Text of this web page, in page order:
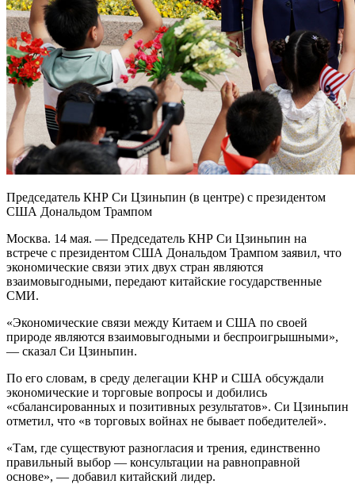
Председатель КНР Си Цзиньпин (в центре) с президентом
США Дональдом Трампом
Москва. 14 мая. — Председатель КНР Си Цзиньпин на
встрече с президентом США Дональдом Трампом заявил, что
экономические связи этих двух стран являются
взаимовыгодными, передают китайские государственные
СМИ.
«Экономические связи между Китаем и США по своей
природе являются взаимовыгодными и беспроигрышными»,
— сказал Си Цзиньпин.
По его словам, в среду делегации КНР и США обсуждали
экономические и торговые вопросы и добились
«сбалансированных и позитивных результатов». Си Цзиньпин
отметил, что «в торговых войнах не бывает победителей».
«Там, где существуют разногласия и трения, единственно
правильный выбор — консультации на равноправной
основе», — добавил китайский лидер.